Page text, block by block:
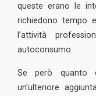
queste erano le
richiedono tempo
l’attività
autoconsumo.
Se però quanto
un’ulteriore